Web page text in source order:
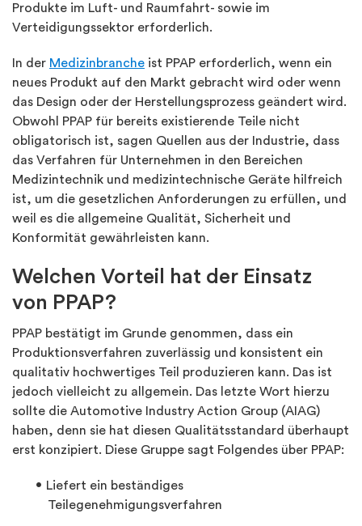
Produkte im Luft- und Raumfahrt- sowie im
Verteidigungssektor erforderlich.
In der Medizinbranche ist PPAP erforderlich, wenn ein
neues Produkt auf den Markt gebracht wird oder wenn
das Design oder der Herstellungsprozess geändert wird.
Obwohl PPAP für bereits existierende Teile nicht
obligatorisch ist, sagen Quellen aus der Industrie, dass
das Verfahren für Unternehmen in den Bereichen
Medizintechnik und medizintechnische Geräte hilfreich
ist, um die gesetzlichen Anforderungen zu erfüllen, und
weil es die allgemeine Qualität, Sicherheit und
Konformität gewährleisten kann.
Welchen Vorteil hat der Einsatz
von PPAP?
PPAP bestätigt im Grunde genommen, dass ein
Produktionsverfahren zuverlässig und konsistent ein
qualitativ hochwertiges Teil produzieren kann. Das ist
jedoch vielleicht zu allgemein. Das letzte Wort hierzu
sollte die Automotive Industry Action Group (AIAG)
haben, denn sie hat diesen Qualitätsstandard überhaupt
erst konzipiert. Diese Gruppe sagt Folgendes über PPAP:
Liefert ein beständiges
Teilegenehmigungsverfahren